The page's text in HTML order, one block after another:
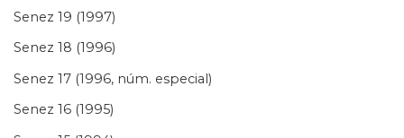
Senez 19 (1997)
Senez 18 (1996)
Senez 17 (1996, núm. especial)
Senez 16 (1995)